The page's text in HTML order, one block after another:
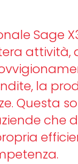
Sage
attività,
la
Questa
che